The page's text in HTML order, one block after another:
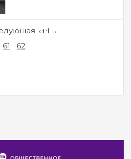
ctrl →
61 62